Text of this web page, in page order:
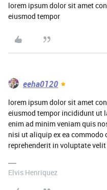
lorem ipsum dolor sit amet
eiusmod tempor
eeha0120
lorem ipsum dolor sit amet
eiusmod tempor incididunt ut
enim ad minim veniam quis
nisi ut aliquip ex ea
reprehenderit in voluptate
Elvis Henriquez